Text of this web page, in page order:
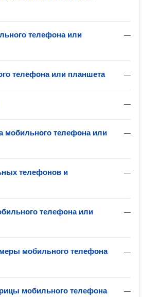
—
телефона или
—
телефона или планшета
—
—
мобильного телефона или
—
телефонов и
—
телефона или
—
мобильного телефона
—
мобильного телефона